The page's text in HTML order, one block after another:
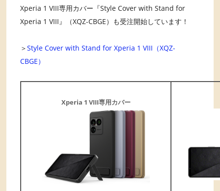
Xperia 1 VIII専用カバー『Style Cover with Stand for
Xperia 1 VIII』（XQZ-CBGE）も受注開始しています！
＞Style Cover with Stand for Xperia 1 VIII（XQZ-
CBGE）
Xperia 1 VIII専用カバー